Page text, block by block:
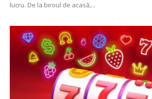
lucru. De la biroul de acasă,...